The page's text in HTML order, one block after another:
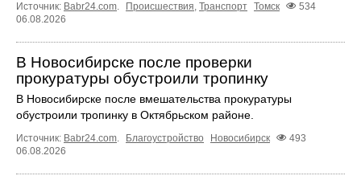
Источник: Babr24.com. Происшествия, Транспорт Томск
534
06.08.2026
В Новосибирске после проверки
прокуратуры обустроили тропинку
В Новосибирске после вмешательства прокуратуры
обустроили тропинку в Октябрьском районе.
Источник: Babr24.com. Благоустройство Новосибирск
493
06.08.2026